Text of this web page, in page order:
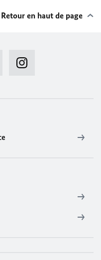
Retour en haut de page